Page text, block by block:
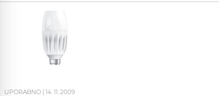
UPORABNO 14. 11. 2009